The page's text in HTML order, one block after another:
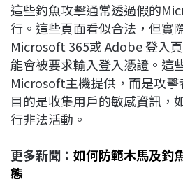
這些釣魚攻擊通常透過假的
行。這些頁面看似合法，但實
Microsoft 365或 Adobe 登入
能會被要求輸入登入憑證。這
Microsoft主機提供，而是攻擊
目的是收集用戶的敏感資訊，
行非法活動。
更多新聞： 如何防範木馬及
態